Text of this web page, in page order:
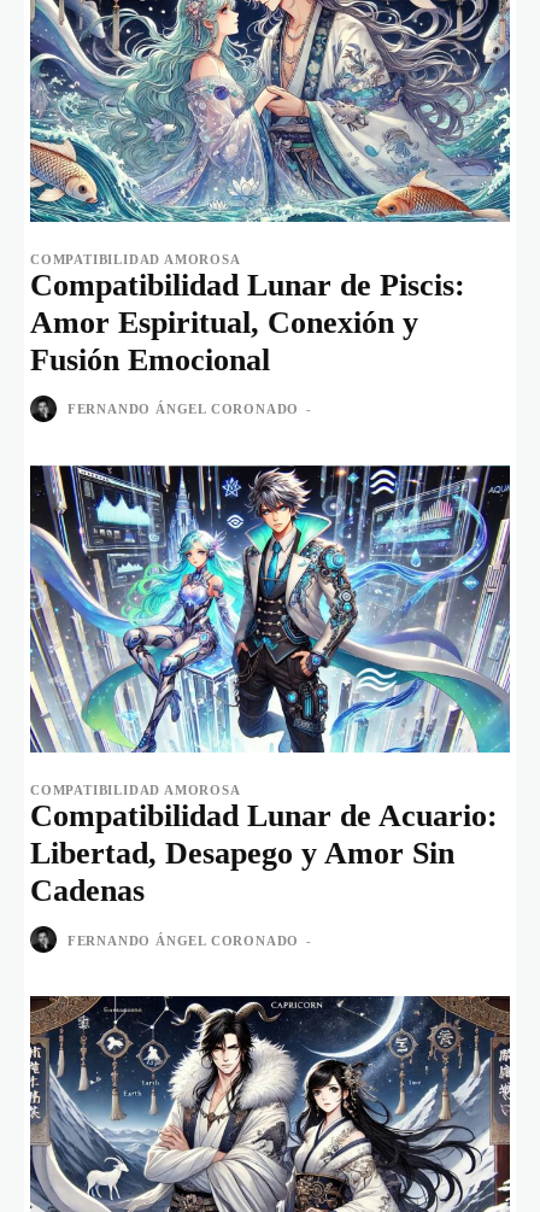
COMPATIBILIDAD AMOROSA
Compatibilidad Lunar de Piscis:
Amor Espiritual, Conexión y
Fusión Emocional
FERNANDO ÁNGEL CORONADO -
COMPATIBILIDAD AMOROSA
Compatibilidad Lunar de Acuario:
Libertad, Desapego y Amor Sin
Cadenas
FERNANDO ÁNGEL CORONADO -